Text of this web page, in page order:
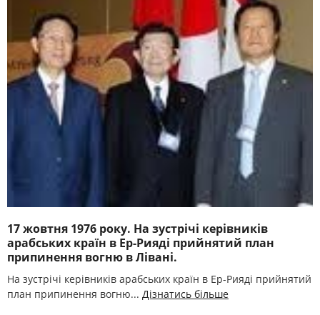
17 жовтня 1976 року. На зустрічі керівників
арабських країн в Ер-Рияді прийнятий план
припинення вогню в Лівані.
На зустрічі керівників арабських країн в Ер-Рияді прийнятий
план припинення вогню... Дізнатись більше